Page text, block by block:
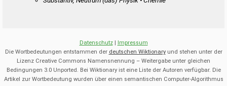
Datenschutz| Impressum
Die Wortbedeutungen entstammen der deutschen Wiktionaryund stehen unter der
Lizenz Creative Commons Namensnennung – Weitergabe unter gleichen
Bedingungen 3.0 Unported. Bei Wiktionary ist eine Liste der Autoren verfügbar. Die
Artikel zur Wortbedeutung wurden über einen semantischen Computer-Algorithmus